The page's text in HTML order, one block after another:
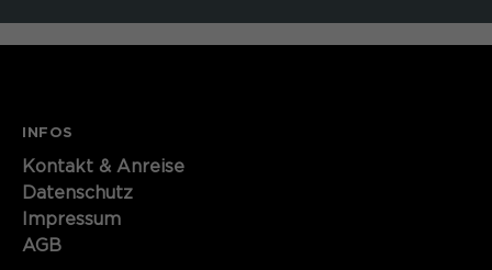
INFOS
Kontakt​​​​​ & Anreise
Datenschutz
Impressum
AGB